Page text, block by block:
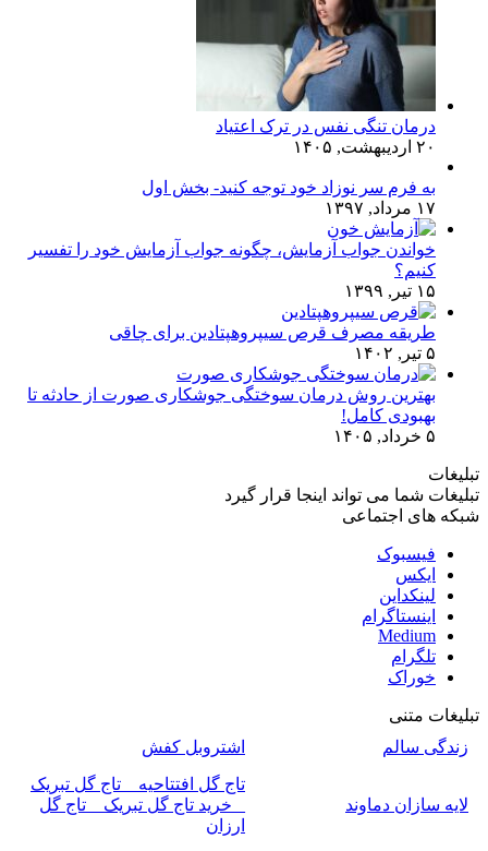
درمان تنگی نفس در ترک اعتیاد
۲۰ اردیبهشت, ۱۴۰۵
به فرم سر نوزاد خود توجه کنید- بخش اول
۱۷ مرداد, ۱۳۹۷
خواندن جواب آزمایش، چگونه جواب آزمایش خود را تفسیر
کنیم؟
۱۵ تیر, ۱۳۹۹
طریقه مصرف قرص سیپروهپتادین برای چاقی
۵ تیر, ۱۴۰۲
بهترین روش درمان سوختگی جوشکاری صورت از حادثه تا
بهبودی کامل!
۵ خرداد, ۱۴۰۵
تبلیغات
تبلیغات شما می تواند اینجا قرار گیرد
شبکه های اجتماعی
فیسبوک
ایکس
لینکداین
اینستاگرام
Medium
تلگرام
خوراک
تبلیغات متنی
زندگی سالم
اشتروبل کفش
لایه سازان دماوند
تاج گل افتتاحیه _ تاج گل تبریک
_ خرید تاج گل تبریک _ تاج گل
ارزان